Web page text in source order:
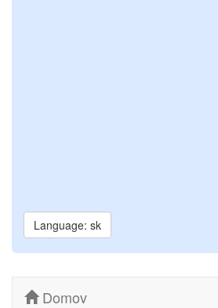
Language: sk
Domov